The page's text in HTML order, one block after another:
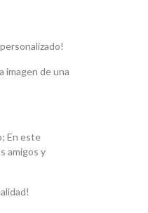
imagen de una
En este
amigos y